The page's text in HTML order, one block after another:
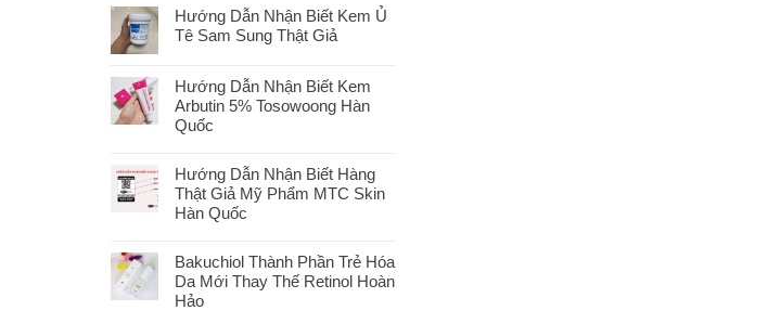
Hướng Dẫn Nhận Biết Kem Ủ
Tê Sam Sung Thật Giả
Hướng Dẫn Nhận Biết Kem
Arbutin 5% Tosowoong Hàn
Quốc
Hướng Dẫn Nhận Biết Hàng
Thật Giả Mỹ Phẩm MTC Skin
Hàn Quốc
Bakuchiol Thành Phần Trẻ Hóa
Da Mới Thay Thế Retinol Hoàn
Hảo